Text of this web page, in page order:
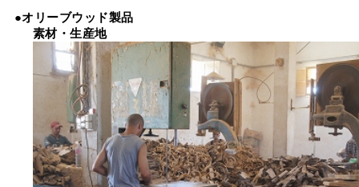
●オリーブウッド製品
素材・生産地